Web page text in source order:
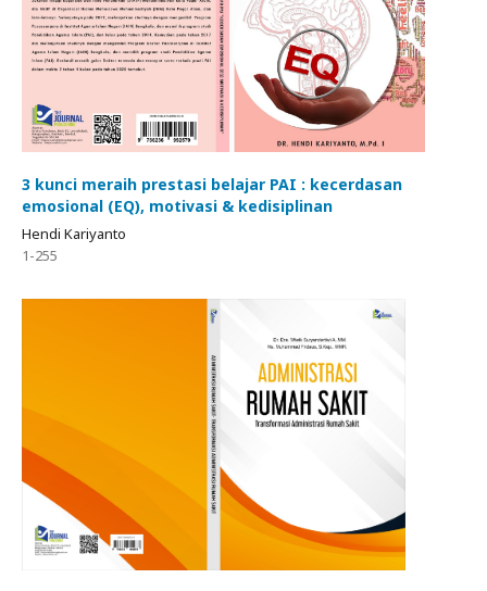
3 kunci meraih prestasi belajar PAI : kecerdasan
emosional (EQ), motivasi & kedisiplinan
Hendi Kariyanto
1-255